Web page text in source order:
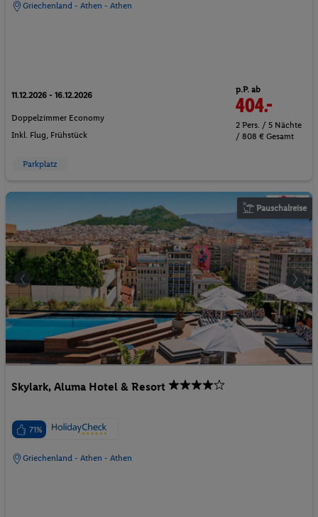
Griechenland - Athen - Athen
11.12.2026 - 16.12.2026
Doppelzimmer Economy
Inkl. Flug, Frühstück
p.P. ab
404.-
2 Pers. / 5 Nächte
/ 808 € Gesamt
Parkplatz
Pauschalreise
Skylark, Aluma Hotel & Resort
71%
Griechenland - Athen - Athen